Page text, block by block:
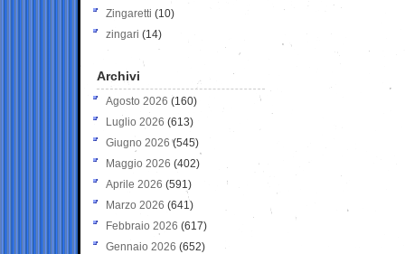
Zingaretti (10)
zingari (14)
Archivi
Agosto 2026 (160)
Luglio 2026 (613)
Giugno 2026 (545)
Maggio 2026 (402)
Aprile 2026 (591)
Marzo 2026 (641)
Febbraio 2026 (617)
Gennaio 2026 (652)